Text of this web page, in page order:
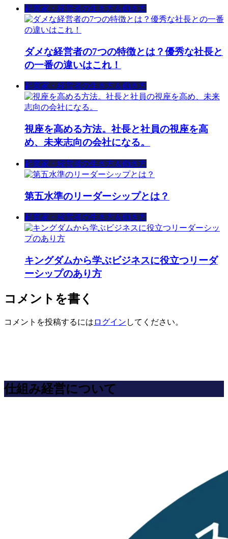
起業家・経営者の生き方＆働き方
ダメな経営者の7つの特徴とは？優秀な社長と
の一番の違いはこれ！
起業家・経営者の生き方＆働き方
視座を高める方法。社長と社員の視座を高
め、未来志向の会社になる。
起業家・経営者の生き方＆働き方
第五水準のリーダーシップとは？
起業家・経営者の生き方＆働き方
キングダムから学ぶビジネスに役立つリーダ
ーシップのあり方
コメントを書く
コメントを投稿するには ログイン してください。
仕組み経営について